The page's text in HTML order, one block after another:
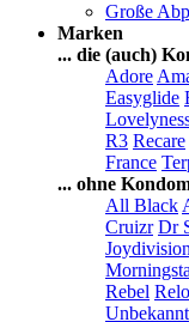
Große
Marken
... die (auch)
Adore
Easyglide
R3 Recare
France
... ohne
All Black
Cruizr Dr
Joydivision
Rebel
Unbekannt